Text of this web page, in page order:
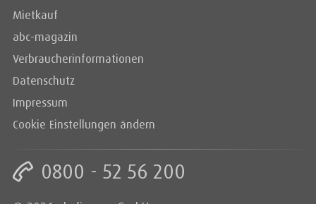
Mietkauf
abc-magazin
Verbraucherinformationen
Datenschutz
Impressum
Cookie Einstellungen ändern
0800 - 52 56 200